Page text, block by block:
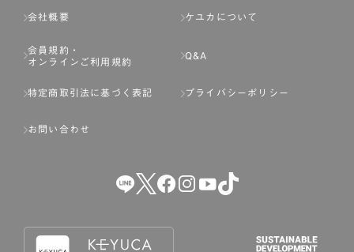
会社概要 ケユカについて
会員規約・
オンラインご利用規約
Q&A
特定商取引法に基づく表記 プライバシーポリシー
お問い合わせ